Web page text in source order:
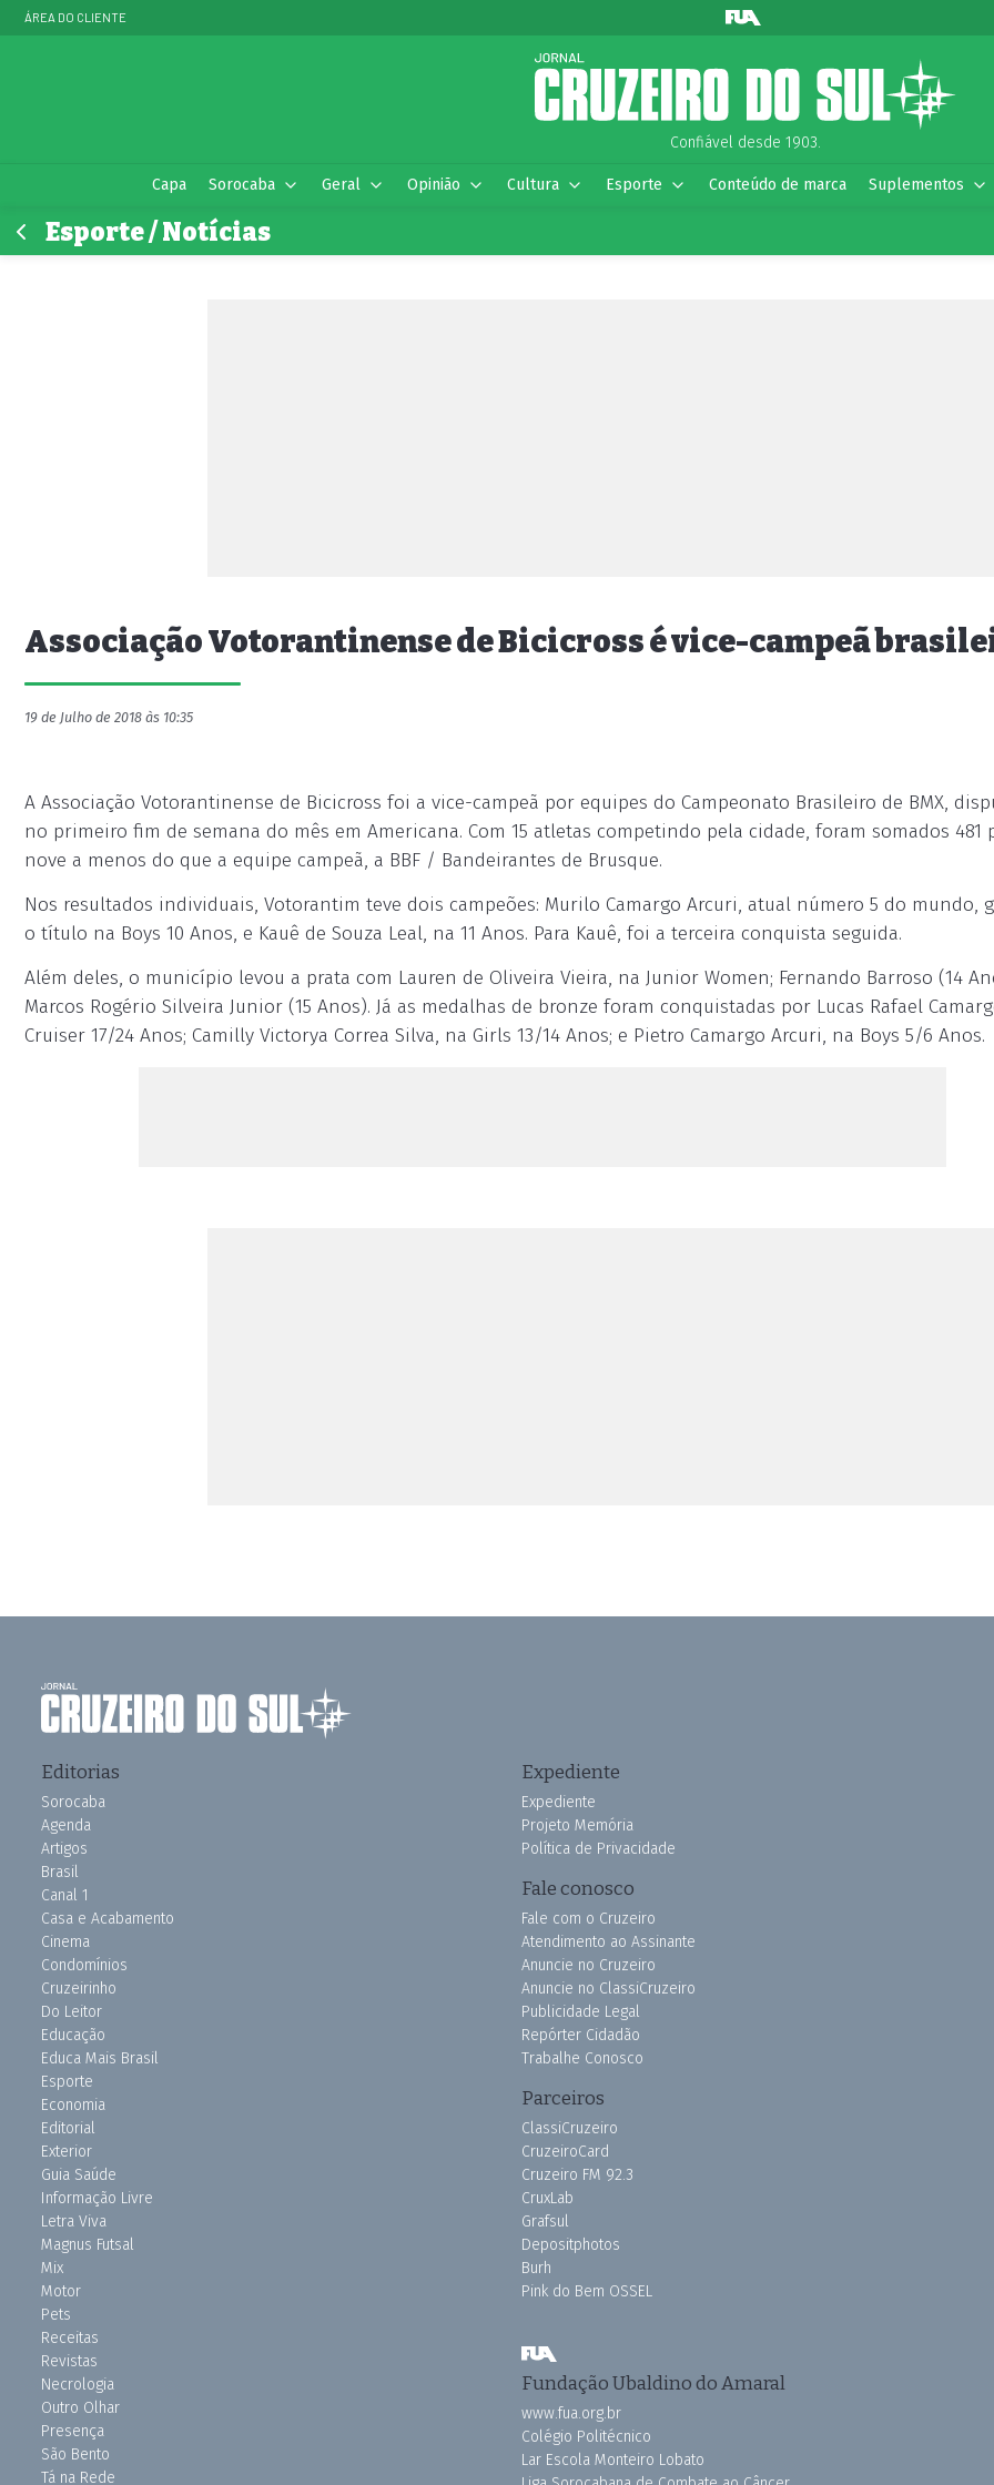
ÁREA DO CLIENTE
Confiável desde 1903.
Capa Sorocaba Geral Opinião Cultura Esporte Conteúdo de marca Suplementos
Esporte / Notícias
Associação Votorantinense de Bicicross é vice-campeã
19 de Julho de 2018 às 10:35
A Associação Votorantinense de Bicicross foi a vice-campeã por equipes do Campeonato Brasileiro de BMX,
no primeiro fim de semana do mês em Americana. Com 15 atletas competindo pela cidade, foram somados 481
nove a menos do que a equipe campeã, a BBF / Bandeirantes de Brusque.
Nos resultados individuais, Votorantim teve dois campeões: Murilo Camargo Arcuri, atual número 5 do mundo,
o título na Boys 10 Anos, e Kauê de Souza Leal, na 11 Anos. Para Kauê, foi a terceira conquista seguida.
Além deles, o município levou a prata com Lauren de Oliveira Vieira, na Junior Women; Fernando Barroso (14
Marcos Rogério Silveira Junior (15 Anos). Já as medalhas de bronze foram conquistadas por Lucas Rafael
Cruiser 17/24 Anos; Camilly Victorya Correa Silva, na Girls 13/14 Anos; e Pietro Camargo Arcuri, na Boys 5/6 Anos.
Editorias
Sorocaba
Agenda
Artigos
Brasil
Canal 1
Casa e Acabamento
Cinema
Condomínios
Cruzeirinho
Do Leitor
Educação
Educa Mais Brasil
Esporte
Economia
Editorial
Exterior
Guia Saúde
Informação Livre
Letra Viva
Magnus Futsal
Mix
Motor
Pets
Receitas
Revistas
Necrologia
Outro Olhar
Presença
São Bento
Tá na Rede
Expediente
Expediente
Projeto Memória
Política de Privacidade
Fale conosco
Fale com o Cruzeiro
Atendimento ao Assinante
Anuncie no Cruzeiro
Anuncie no ClassiCruzeiro
Publicidade Legal
Repórter Cidadão
Trabalhe Conosco
Parceiros
ClassiCruzeiro
CruzeiroCard
Cruzeiro FM 92.3
CruxLab
Grafsul
Depositphotos
Burh
Pink do Bem OSSEL
Fundação Ubaldino do Amaral
www.fua.org.br
Colégio Politécnico
Lar Escola Monteiro Lobato